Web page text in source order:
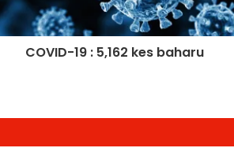
Ketua Mossad Pecat Dua Pegawai
Kanan Kerana Plot Gagal Guling
Kerajaan Iran
COVID-19 : 5,162 kes baharu